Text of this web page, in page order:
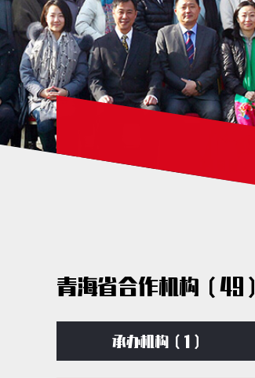
青海省合作机构（49）
承办机构（1）